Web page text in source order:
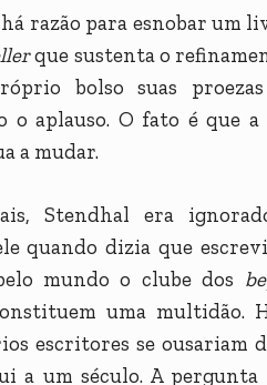
razão para esnobar um
que sustenta o
bolso suas proezas
o aplauso. O fato é que
a mudar.
Stendhal era
quando dizia que
mundo o clube dos
uma multidão.
escritores se ousariam
a um século. A